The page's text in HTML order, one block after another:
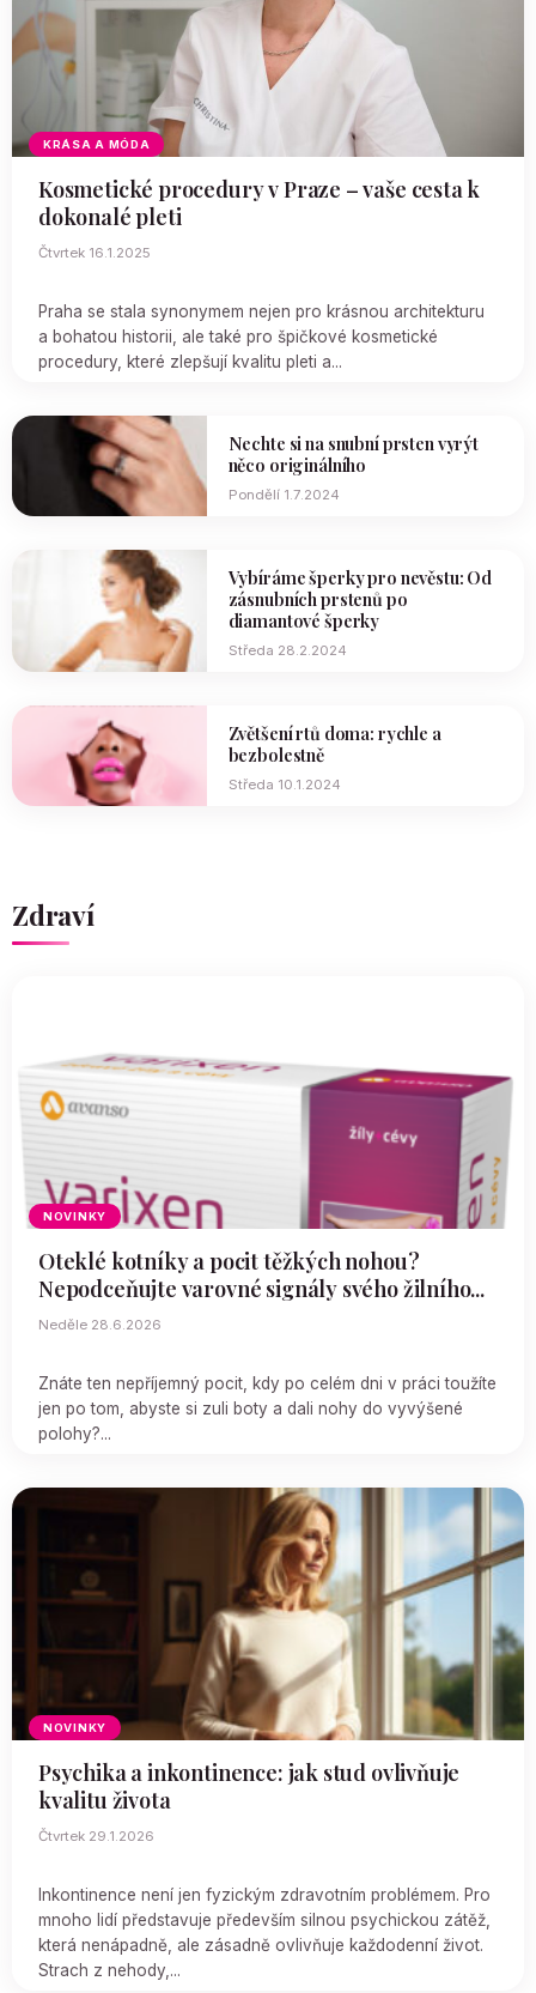
KRÁSA A MÓDA
Kosmetické procedury v Praze – vaše cesta k
dokonalé pleti
Čtvrtek 16.1.2025
Praha se stala synonymem nejen pro krásnou architekturu
a bohatou historii, ale také pro špičkové kosmetické
procedury, které zlepšují kvalitu pleti a...
Nechte si na snubní prsten vyrýt
něco originálního
Pondělí 1.7.2024
Vybíráme šperky pro nevěstu: Od
zásnubních prstenů po
diamantové šperky
Středa 28.2.2024
Zvětšení rtů doma: rychle a
bezbolestně
Středa 10.1.2024
Zdraví
NOVINKY
Oteklé kotníky a pocit těžkých nohou?
Nepodceňujte varovné signály svého žilního...
Neděle 28.6.2026
Znáte ten nepříjemný pocit, kdy po celém dni v práci toužíte
jen po tom, abyste si zuli boty a dali nohy do vyvýšené
polohy?...
NOVINKY
Psychika a inkontinence: jak stud ovlivňuje
kvalitu života
Čtvrtek 29.1.2026
Inkontinence není jen fyzickým zdravotním problémem. Pro
mnoho lidí představuje především silnou psychickou zátěž,
která nenápadně, ale zásadně ovlivňuje každodenní život.
Strach z nehody,...